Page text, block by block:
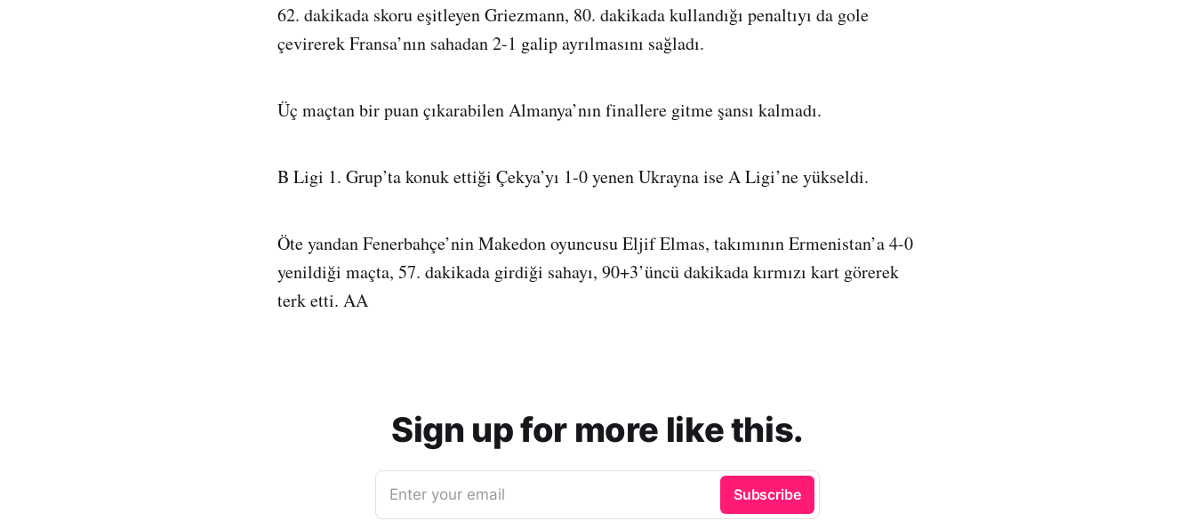
62. dakikada skoru eşitleyen Griezmann, 80. dakikada kullandığı penaltıyı da gole
çevirerek Fransa’nın sahadan 2-1 galip ayrılmasını sağladı.
Üç maçtan bir puan çıkarabilen Almanya’nın finallere gitme şansı kalmadı.
B Ligi 1. Grup’ta konuk ettiği Çekya’yı 1-0 yenen Ukrayna ise A Ligi’ne yükseldi.
Öte yandan Fenerbahçe’nin Makedon oyuncusu Eljif Elmas, takımının Ermenistan’a 4-0
yenildiği maçta, 57. dakikada girdiği sahayı, 90+3’üncü dakikada kırmızı kart görerek
terk etti. AA
Sign up for more like this.
Enter your email Subscribe